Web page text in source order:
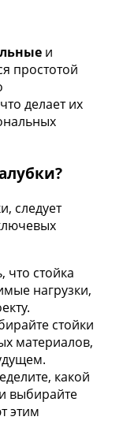
и
простотой
делает их
следует
что стойка
нагрузки,
стойки
материалов,
какой
выбирайте
этим